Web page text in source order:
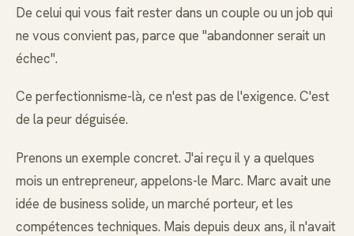
De celui qui vous fait rester dans un couple ou un job qui
ne vous convient pas, parce que "abandonner serait un
échec".
Ce perfectionnisme-là, ce n'est pas de l'exigence. C'est
de la peur déguisée.
Prenons un exemple concret. J'ai reçu il y a quelques
mois un entrepreneur, appelons-le Marc. Marc avait une
idée de business solide, un marché porteur, et les
compétences techniques. Mais depuis deux ans, il n'avait